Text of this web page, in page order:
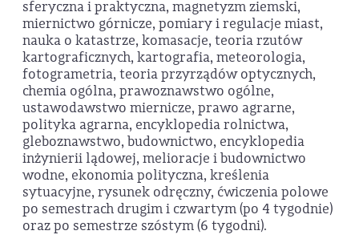
sferyczna i praktyczna, magnetyzm ziemski,
miernictwo górnicze, pomiary i regulacje miast,
nauka o katastrze, komasacje, teoria rzutów
kartograficznych, kartografia, meteorologia,
fotogrametria, teoria przyrządów optycznych,
chemia ogólna, prawoznawstwo ogólne,
ustawodawstwo miernicze, prawo agrarne,
polityka agrarna, encyklopedia rolnictwa,
gleboznawstwo, budownictwo, encyklopedia
inżynierii lądowej, melioracje i budownictwo
wodne, ekonomia polityczna, kreślenia
sytuacyjne, rysunek odręczny, ćwiczenia polowe
po semestrach drugim i czwartym (po 4 tygodnie)
oraz po semestrze szóstym (6 tygodni).